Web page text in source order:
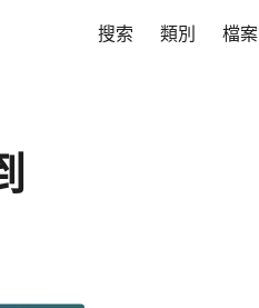
搜索 類別 檔案